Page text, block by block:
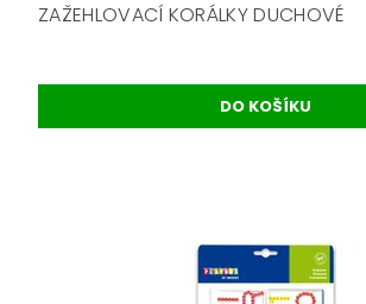
ZAŽEHLOVACÍ KORÁLKY DUCHOVÉ